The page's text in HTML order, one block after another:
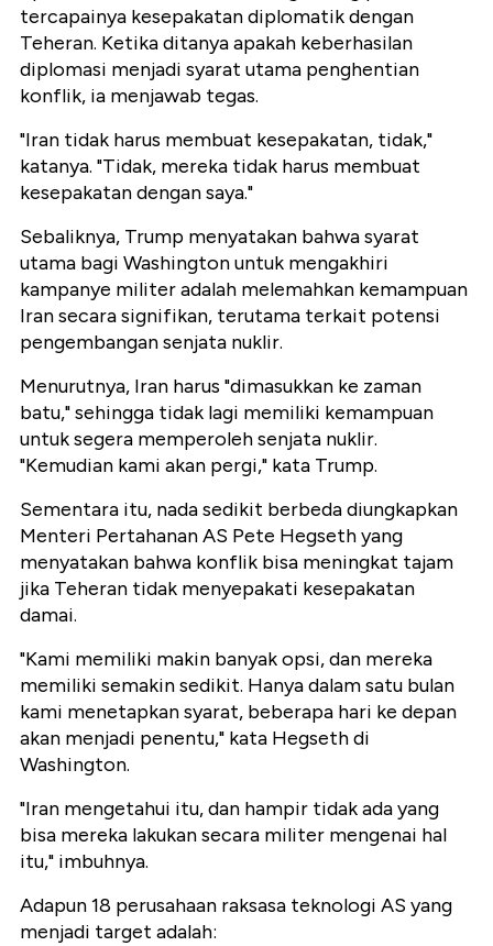
tercapainya kesepakatan diplomatik dengan
Teheran. Ketika ditanya apakah keberhasilan
diplomasi menjadi syarat utama penghentian
konflik, ia menjawab tegas.
"Iran tidak harus membuat kesepakatan, tidak,"
katanya. "Tidak, mereka tidak harus membuat
kesepakatan dengan saya."
Sebaliknya, Trump menyatakan bahwa syarat
utama bagi Washington untuk mengakhiri
kampanye militer adalah melemahkan kemampuan
Iran secara signifikan, terutama terkait potensi
pengembangan senjata nuklir.
Menurutnya, Iran harus "dimasukkan ke zaman
batu," sehingga tidak lagi memiliki kemampuan
untuk segera memperoleh senjata nuklir.
"Kemudian kami akan pergi," kata Trump.
Sementara itu, nada sedikit berbeda diungkapkan
Menteri Pertahanan AS Pete Hegseth yang
menyatakan bahwa konflik bisa meningkat tajam
jika Teheran tidak menyepakati kesepakatan
damai.
"Kami memiliki makin banyak opsi, dan mereka
memiliki semakin sedikit. Hanya dalam satu bulan
kami menetapkan syarat, beberapa hari ke depan
akan menjadi penentu," kata Hegseth di
Washington.
"Iran mengetahui itu, dan hampir tidak ada yang
bisa mereka lakukan secara militer mengenai hal
itu," imbuhnya.
Adapun 18 perusahaan raksasa teknologi AS yang
menjadi target adalah: